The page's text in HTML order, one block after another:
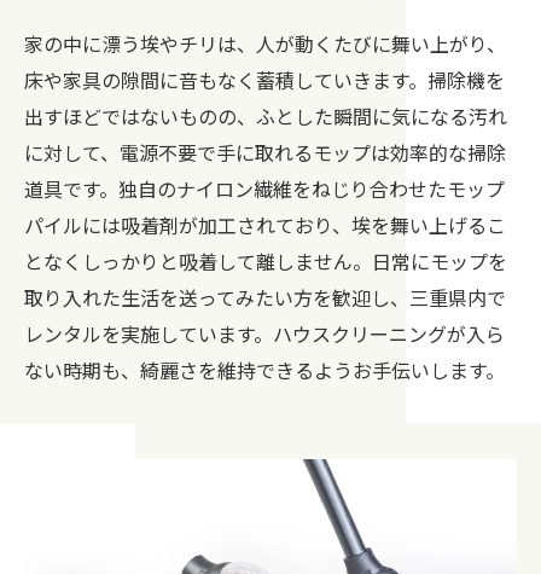
家の中に漂う埃やチリは、人が動くたびに舞い上がり、
床や家具の隙間に音もなく蓄積していきます。掃除機を
出すほどではないものの、ふとした瞬間に気になる汚れ
に対して、電源不要で手に取れるモップは効率的な掃除
道具です。独自のナイロン繊維をねじり合わせたモップ
パイルには吸着剤が加工されており、埃を舞い上げるこ
となくしっかりと吸着して離しません。日常にモップを
取り入れた生活を送ってみたい方を歓迎し、三重県内で
レンタルを実施しています。ハウスクリーニングが入ら
ない時期も、綺麗さを維持できるようお手伝いします。